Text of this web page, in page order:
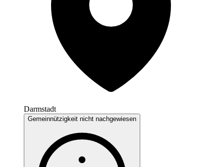
Darmstadt
Gemeinnützigkeit nicht nachgewiesen